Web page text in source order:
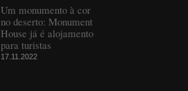
Um monumento à cor
no deserto: Monument
House já é alojamento
para turistas
17.11.2022